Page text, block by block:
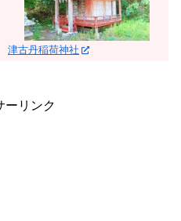
津古丹稲荷神社
ーリンク